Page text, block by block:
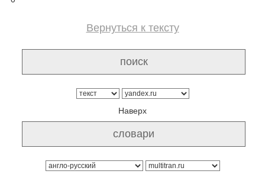
Вернуться к тексту
Наверх